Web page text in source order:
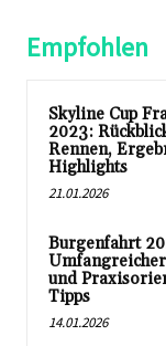
Empfohlen
Skyline Cup
2023:
Rennen,
Highlights
21.01.2026
Burgenfahrt
und
Tipps
14.01.2026